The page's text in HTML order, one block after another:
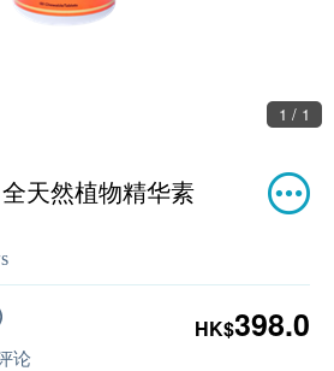
1 / 1
天然植物精华素
论
HK$398.0